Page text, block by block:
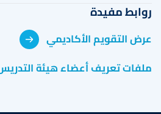
روابط مفيدة
عرض التقويم الأكاديمي
ملفات تعريف أعضاء هيئة